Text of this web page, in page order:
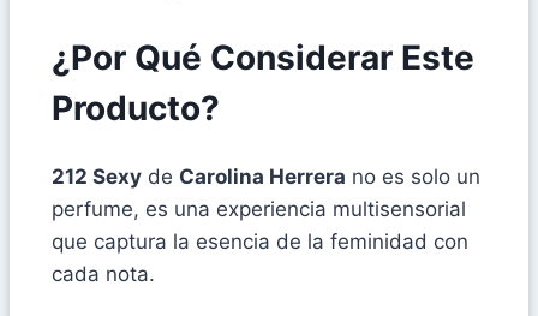
¿Por Qué Considerar Este
Producto?
212 Sexy de Carolina Herrera no es solo un
perfume, es una experiencia multisensorial
que captura la esencia de la feminidad con
cada nota.